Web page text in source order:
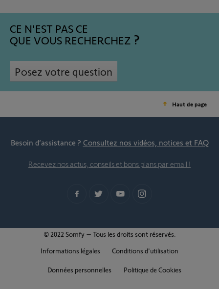
CE N'EST PAS CE
QUE VOUS RECHERCHEZ
Posez votre question
Haut de page
Besoin d’assistance ? Consultez nos vidéos, notices et FAQ
Recevez nos actus, conseils et bons plans par email !
© 2022 Somfy – Tous les droits sont réservés.
Informations légales
Conditions d'utilisation
Données personnelles Politique de Cookies